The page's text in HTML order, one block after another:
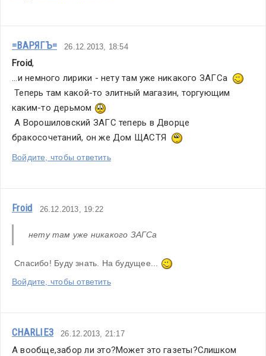
=ВАРЯГЪ= 26.12.2013, 18:54
Froid,
...и немного лирики - нету там уже никакого ЗАГСа
Теперь там какой-то элитный магазин, торгующим
каким-то дерьмом
А Ворошиловский ЗАГС теперь в Дворце
бракосочетаний, он же Дом ЩАСТЯ
Войдите, чтобы ответить
Froid 26.12.2013, 19:22
нету там уже никакого ЗАГСа
Спасибо! Буду знать. На будущее...
Войдите, чтобы ответить
CHARLIE3 26.12.2013, 21:17
А вообще,забор ли это?Может это газеты?Слишком